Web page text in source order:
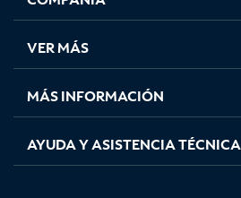
en
pestaña
nueva
en
pestaña
nueva
en
pestaña
nueva
en
nueva
VER MÁS
MÁS INFORMACIÓN
AYUDA Y ASISTENCIA TÉCNICA